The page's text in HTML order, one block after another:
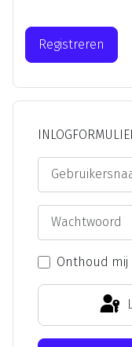
Captcha
Registreren
Gebruikersnaam
Wachtwoord
Onthoud mij